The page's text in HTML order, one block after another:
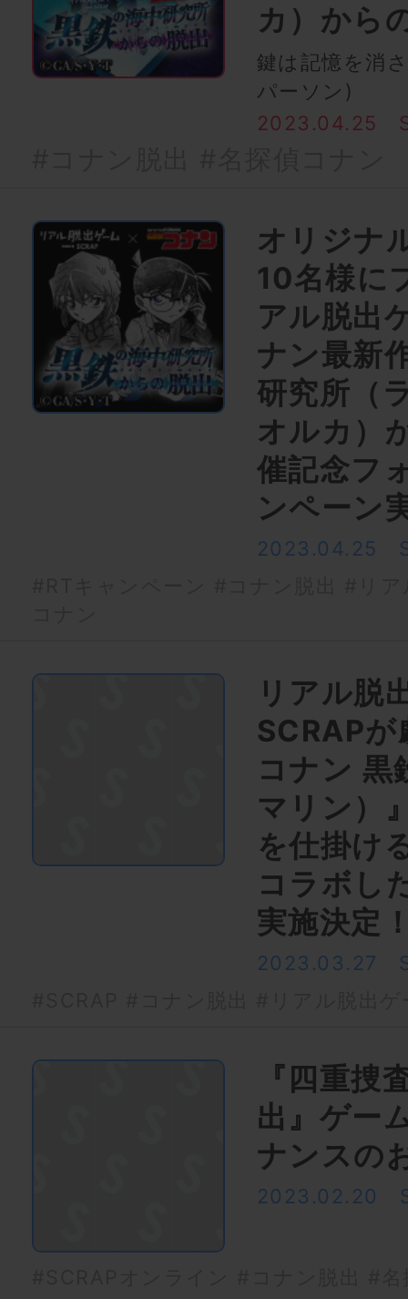
カ）から
鍵は記憶を消
パーソン)
2023.04.25
オリジナ
10名様に
アル脱出
ナン最新
研究所（
オルカ）
催記念フ
ンペーン
2023.04.25
リアル脱
SCRAPが
コナン 黒
マリン）
を仕掛け
コラボし
実施決定
2023.03.27
『四重捜
出』ゲー
ナンスの
2023.02.20